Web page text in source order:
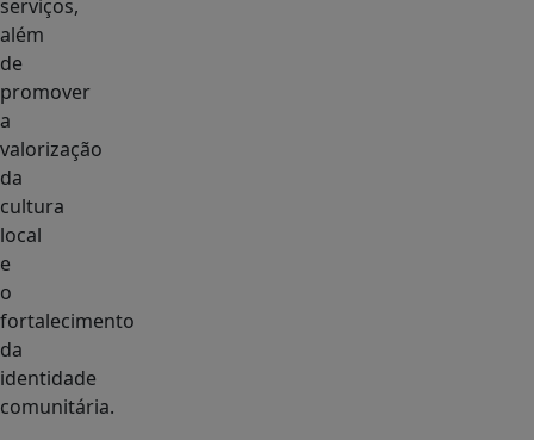
serviços,
além
de
promover
a
valorização
da
cultura
local
e
o
fortalecimento
da
identidade
comunitária.